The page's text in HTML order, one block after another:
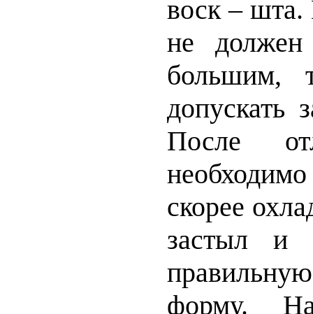
воск – шта.
не
большим,
допускать
После
скорее
застыл и
форму. На